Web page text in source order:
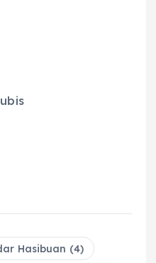
Hasibuan (4)